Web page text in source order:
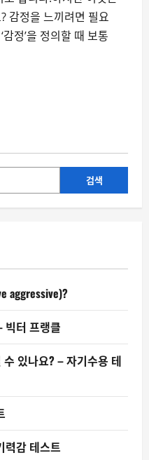
감정을 느끼려면 필요
정’을 정의할 때 보통
검색
aggressive)?
빅터 프랭클
있나요? – 자기수용 테
력감 테스트